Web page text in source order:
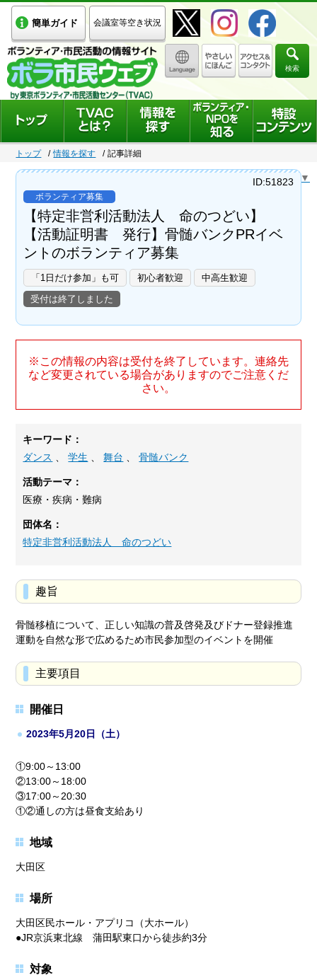
簡単ガイド 会議室等空き状況
検索
トップ 情報を探す 記事詳細
Select Language ▼
ボランティア募集
【特定非営利活動法人 命のつどい】
【活動証明書 発行】骨髄バンクPRイベ
ントのボランティア募集
「1日だけ参加」も可 初心者歓迎
中高生歓迎
受付は終了しました
ID:51823
※この情報の内容は受付を終了しています。連絡先
など変更されている場合がありますのでご注意くだ
さい。
キーワード：
ダンス
、学生 、舞台 、骨髄バンク
活動テーマ：
医療・疾病・難病
団体名：
特定非営利活動法人 命のつどい
趣旨
骨髄移植について、正しい知識の普及啓発及びドナー登録推進
運動を自然な形で広めるため市民参加型のイベントを開催
主要項目
開催日
2023年5月20日（土）
①9:00～13:00
②13:00～18:00
③17:00～20:30
①②通しの方は昼食支給あり
地域
大田区
場所
大田区民ホール・アプリコ（大ホール）
●JR京浜東北線 蒲田駅東口から徒歩約3分
対象